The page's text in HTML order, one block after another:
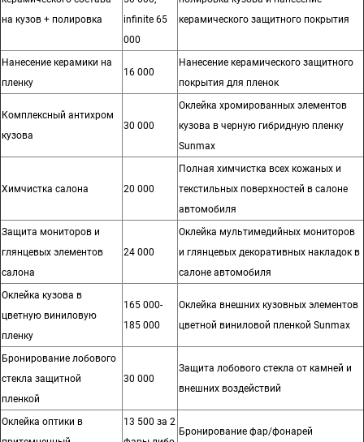
на кузов + полировка
infinite 65
000
керамического защитного покрытия
Нанесение керамики на
пленку
16 000
Нанесение керамического защитного
покрытия для пленок
Комплексный антихром
кузова
30 000
Оклейка хромированных элементов
кузова в черную гибридную пленку
Sunmax
Химчистка салона 20 000
Полная химчистка всех кожаных и
текстильных поверхностей в салоне
автомобиля
Защита мониторов и
глянцевых элементов
салона
24 000
Оклейка мультимедийных мониторов
и глянцевых декоративных накладок в
салоне автомобиля
Оклейка кузова в
цветную виниловую
пленку
165 000-
185 000
Оклейка внешних кузовных элементов
цветной виниловой пленкой Sunmax
Бронирование лобового
стекла защитной
пленкой
30 000
Защита лобового стекла от камней и
внешних воздействий
Оклейка оптики в
13 500 за 2
Бронирование фар/фонарей